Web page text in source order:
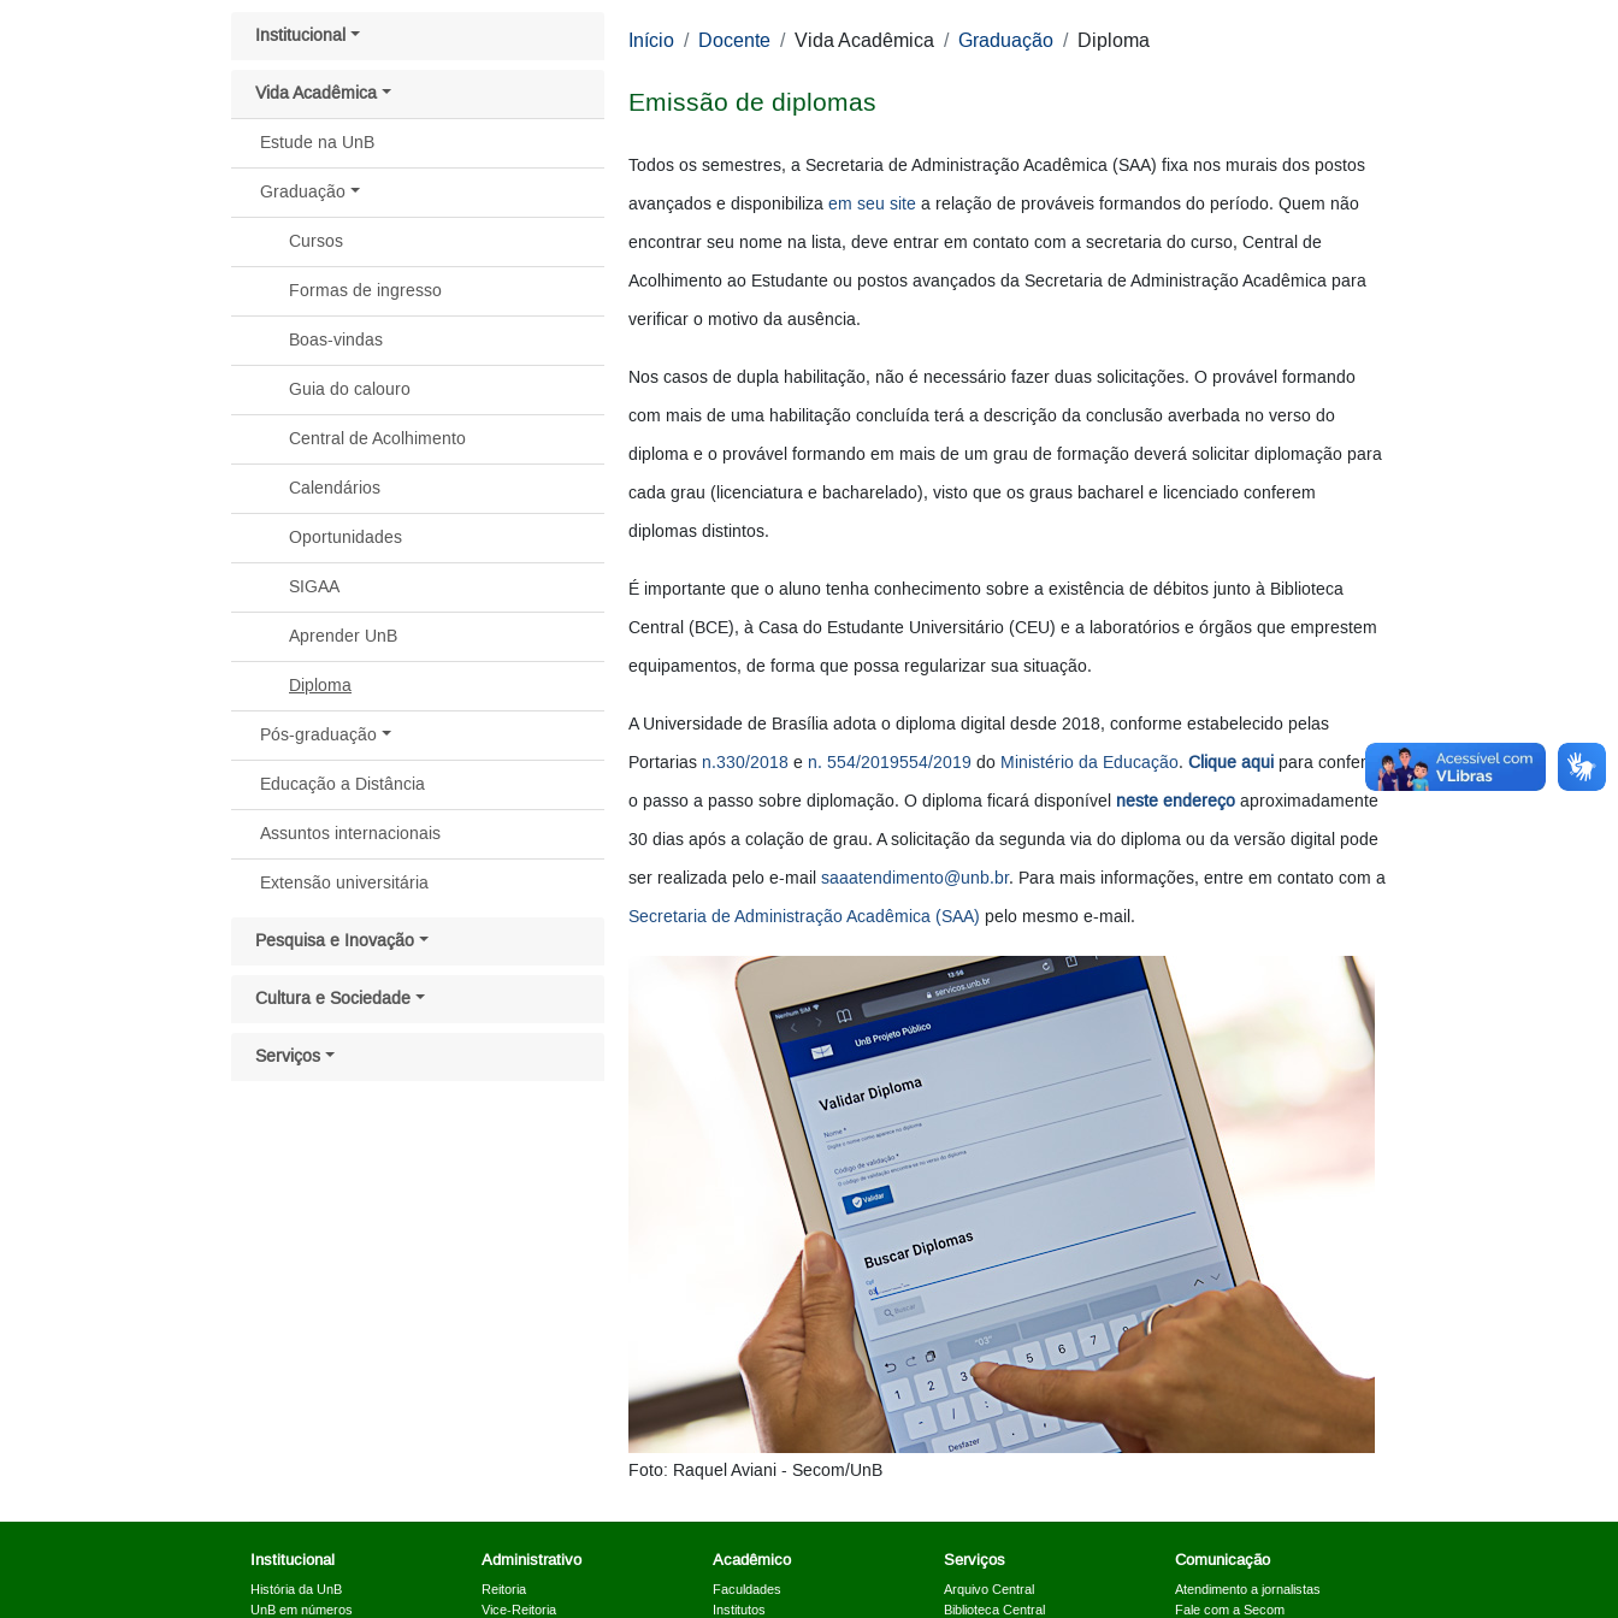
Institucional
Vida Acadêmica
Estude na UnB
Graduação
Cursos
Formas de ingresso
Boas-vindas
Guia do calouro
Central de Acolhimento
Calendários
Oportunidades
SIGAA
Aprender UnB
Diploma
Pós-graduação
Educação a Distância
Assuntos internacionais
Extensão universitária
Pesquisa e Inovação
Cultura e Sociedade
Serviços
Início Docente Vida Acadêmica Graduação Diploma
Emissão de diplomas
Todos os semestres, a Secretaria de Administração Acadêmica (SAA) fixa nos murais dos postos
avançados e disponibiliza em seu sitea relação de prováveis formandos do período. Quem não
encontrar seu nome na lista, deve entrar em contato com a secretaria do curso, Central de
Acolhimento ao Estudante ou postos avançados da Secretaria de Administração Acadêmica para
verificar o motivo da ausência.
Nos casos de dupla habilitação, não é necessário fazer duas solicitações. O provável formando
com mais de uma habilitação concluída terá a descrição da conclusão averbada no verso do
diploma e o provável formando em mais de um grau de formação deverá solicitar diplomação para
cada grau (licenciatura e bacharelado), visto que os graus bacharel e licenciado conferem
diplomas distintos.
É importante que o aluno tenha conhecimento sobre a existência de débitos junto à Biblioteca
Central (BCE), à Casa do Estudante Universitário (CEU) e a laboratórios e órgãos que emprestem
equipamentos, de forma que possa regularizar sua situação.
A Universidade de Brasília adota o diploma digital desde 2018, conforme estabelecido pelas
Portarias n.330/2018 e n. 554/2019554/2019do Ministério da Educação. Clique aqui para conferir
o passo a passo sobre diplomação. O diploma ficará disponível neste endereçoaproximadamente
30 dias após a colação de grau. A solicitação da segunda via do diploma ou da versão digital pode
ser realizada pelo e-mail saaatendimento@unb.br. Para mais informações, entre em contato com a
Secretaria de Administração Acadêmica (SAA) pelo mesmo e-mail.
Foto: Raquel Aviani - Secom/UnB
Institucional
História da UnB
UnB em números
Administrativo
Reitoria
Vice-Reitoria
Acadêmico
Faculdades
Institutos
Serviços
Arquivo Central
Biblioteca Central
Comunicação
Atendimento a jornalistas
Fale com a Secom